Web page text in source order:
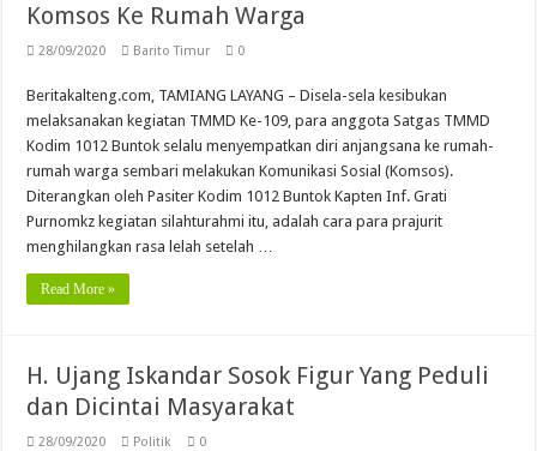
Komsos Ke Rumah Warga
28/09/2020 Barito Timur 0
Beritakalteng.com, TAMIANG LAYANG – Disela-sela kesibukan
melaksanakan kegiatan TMMD Ke-109, para anggota Satgas TMMD
Kodim 1012 Buntok selalu menyempatkan diri anjangsana ke rumah-
rumah warga sembari melakukan Komunikasi Sosial (Komsos).
Diterangkan oleh Pasiter Kodim 1012 Buntok Kapten Inf. Grati
Purnomkz kegiatan silahturahmi itu, adalah cara para prajurit
menghilangkan rasa lelah setelah …
Read More »
H. Ujang Iskandar Sosok Figur Yang Peduli
dan Dicintai Masyarakat
28/09/2020 Politik 0